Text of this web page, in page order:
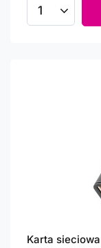
Ilość
Karta